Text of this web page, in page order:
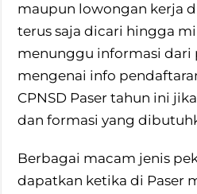
maupun lowongan kerja
terus saja dicari hingga
menunggu informasi dari
mengenai info
CPNSD Paser tahun ini
dan formasi yang
Berbagai macam jenis
dapatkan ketika di Paser